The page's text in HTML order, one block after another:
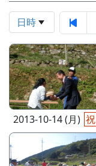
日時
2013-10-14 (月) 祝